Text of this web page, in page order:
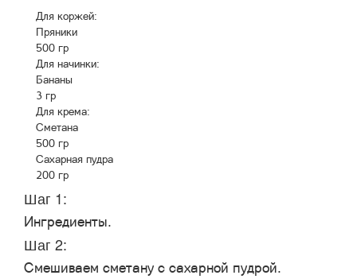
Для коржей:
Пряники
500 гр
Для начинки:
Бананы
3 гр
Для крема:
Сметана
500 гр
Сахарная пудра
200 гр
Шаг 1:
Ингредиенты.
Шаг 2:
Смешиваем сметану с сахарной пудрой.